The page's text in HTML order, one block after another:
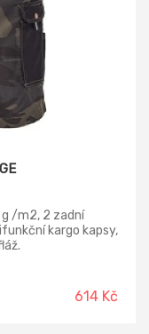
/m2, 2 zadní
kargo kapsy,
614 Kč